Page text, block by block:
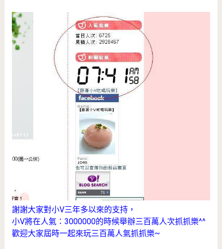
謝謝大家對小V三年多以來的支持，
小V將在人氣：3000000的時候舉辦三百萬人次抓抓樂^^
歡迎大家屆時一起來玩三百萬人氣抓抓樂~